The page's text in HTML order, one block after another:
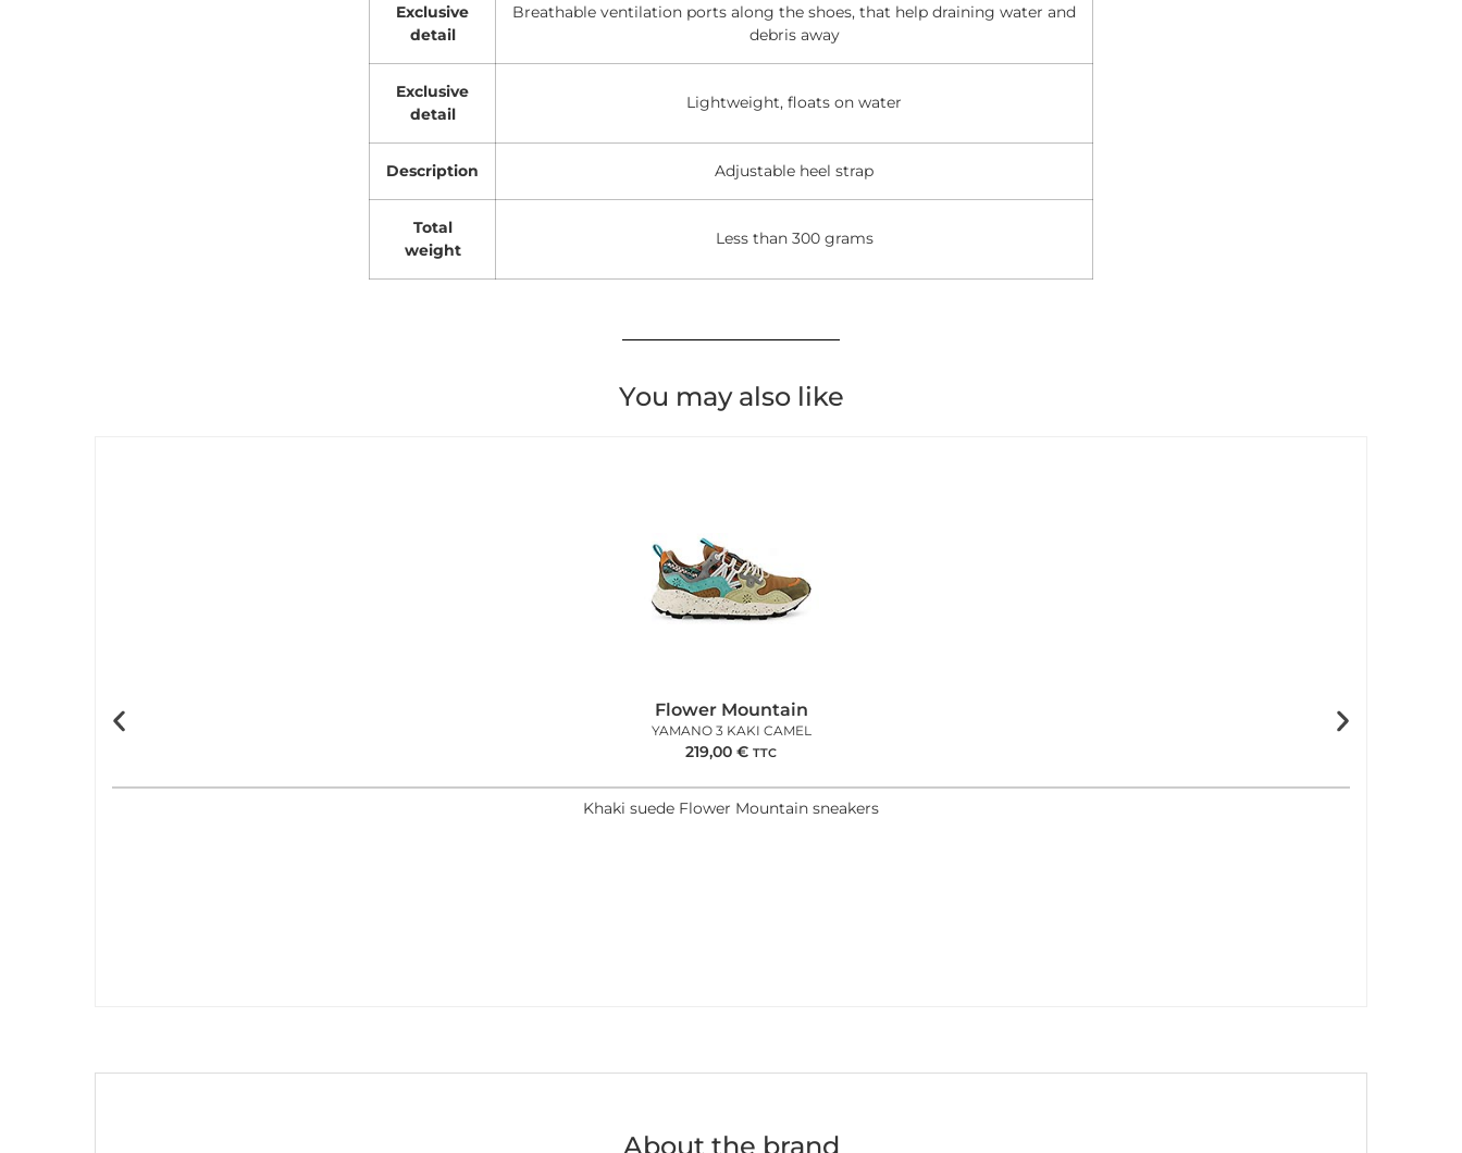
Exclusive
detail
Breathable ventilation ports along the shoes, that help draining water and
debris away
Exclusive
detail
Lightweight, floats on water
Description Adjustable heel strap
Total
weight
Less than 300 grams
You may also like
Flower Mountain
YAMANO 3 KAKI CAMEL
219,00 € TTC
Khaki suede Flower Mountain sneakers
About the brand